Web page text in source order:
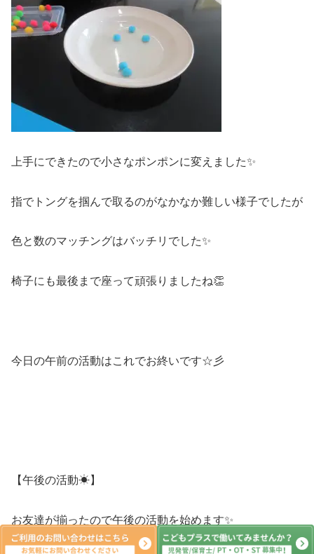
上手にできたので小さなポンポンに変えました✨
指でトングを掴んで取るのがなかなか難しい様子でしたが
色と数のマッチングはバッチリでした✨
椅子にも最後まで座って頑張りましたね👏
今日の午前の活動はこれでお終いです☆彡
【午後の活動☀】
お友達が揃ったので午後の活動を始めます✨